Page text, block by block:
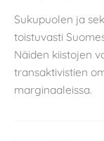
Sukupuolen ja
toistuvasti
Näiden kiistojen
transaktivistien
marginaaleissa.